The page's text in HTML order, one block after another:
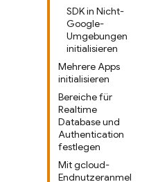
SDK in Nicht-
Google-
Umgebungen
initialisieren
Mehrere Apps
initialisieren
Bereiche für
Realtime
Database und
Authentication
festlegen
Mit gcloud-
Endnutzeranmel